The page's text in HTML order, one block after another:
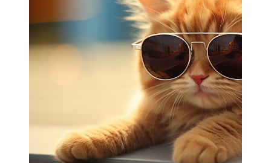
107,3 FM
Мөслим
100,0 FM
104,7 FM
Олы Әтнә